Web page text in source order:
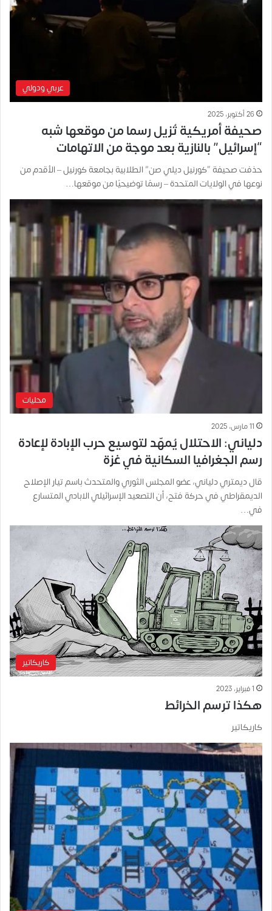
عربي ودولي
26 أكتوبر، 2025
صحيفة أمريكية تُزيل رسما من موقعها شبه
“إسرائيل” بالنازية بعد موجة من الاتهامات
حذفت صحيفة “كورنيل ديلي صن” الطلابية بجامعة كورنيل – الأقدم من
نوعها في الولايات المتحدة – رسمًا توضيحيًا من موقعها…
محليات
11 مارس، 2025
دلياني: الاحتلال يُمهّد لتوسيع حرب الإبادة لإعادة
رسم الجغرافيا السكانية في غزة
قال ديمتري دلياني، عضو المجلس الثوري والمتحدث باسم تيار الإصلاح
الديمقراطي في حركة فتح، أن التصعيد الإسرائيلي الابادي المتسارع
في…
كاريكاتير
1 فبراير، 2023
هكذا ترسم الخرائط
كاريكاتير